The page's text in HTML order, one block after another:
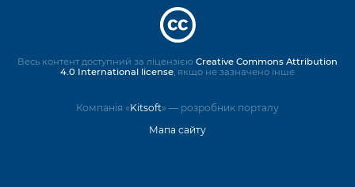
Компанія «Kitsoft» — розробник порталу
Мапа сайту
Весь контент доступний за ліцензією Creative Commons Attribution
4.0 International license , якщо не зазначено інше